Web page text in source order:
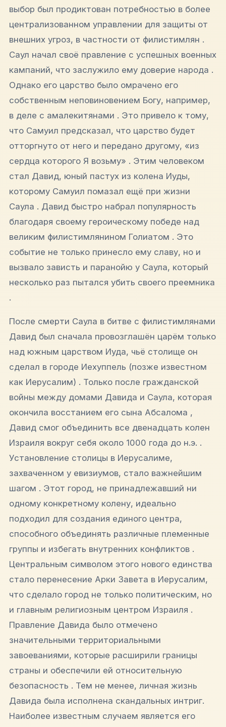
выбор был продиктован потребностью в более
централизованном управлении для защиты от
внешних угроз, в частности от филистимлян .
Саул начал своё правление с успешных военных
кампаний, что заслужило ему доверие народа .
Однако его царство было омрачено его
собственным неповиновением Богу, например,
в деле с амалекитянами . Это привело к тому,
что Самуил предсказал, что царство будет
отторгнуто от него и передано другому, «из
сердца которого Я возьму» . Этим человеком
стал Давид, юный пастух из колена Иуды,
которому Самуил помазал ещё при жизни
Саула . Давид быстро набрал популярность
благодаря своему героическому победе над
великим филистимлянином Голиатом . Это
событие не только принесло ему славу, но и
вызвало зависть и паранойю у Саула, который
несколько раз пытался убить своего преемника
.
После смерти Саула в битве с филистимлянами
Давид был сначала провозглашён царём только
над южным царством Иуда, чьё столище он
сделал в городе Иехуппель (позже известном
как Иерусалим) . Только после гражданской
войны между домами Давида и Саула, которая
окончила восстанием его сына Абсалома ,
Давид смог объединить все двенадцать колен
Израиля вокруг себя около 1000 года до н.э. .
Установление столицы в Иерусалиме,
захваченном у евизиумов, стало важнейшим
шагом . Этот город, не принадлежавший ни
одному конкретному колену, идеально
подходил для создания единого центра,
способного объединять различные племенные
группы и избегать внутренних конфликтов .
Центральным символом этого нового единства
стало перенесение Арки Завета в Иерусалим,
что сделало город не только политическим, но
и главным религиозным центром Израиля .
Правление Давида было отмечено
значительными территориальными
завоеваниями, которые расширили границы
страны и обеспечили ей относительную
безопасность . Тем не менее, личная жизнь
Давида была исполнена скандальных интриг.
Наиболее известным случаем является его